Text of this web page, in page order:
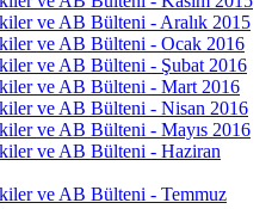
ve AB Bülteni - Aralık 2015
ve AB Bülteni - Ocak 2016
ve AB Bülteni - Şubat 2016
ve AB Bülteni - Mart 2016
ve AB Bülteni - Nisan 2016
ve AB Bülteni - Mayıs 2016
ve AB Bülteni - Haziran
ve AB Bülteni - Temmuz